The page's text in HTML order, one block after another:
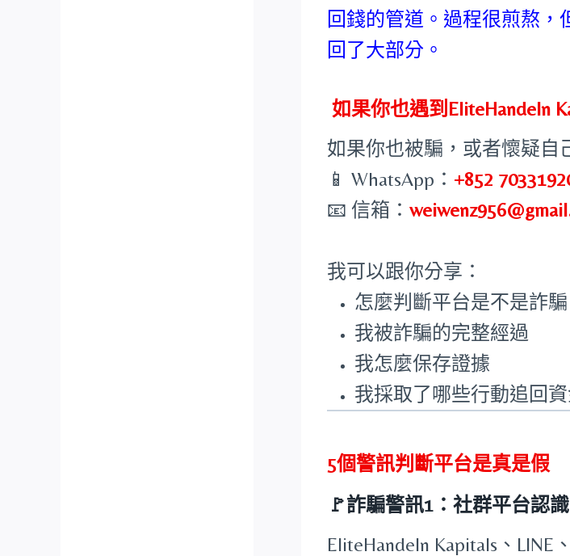
回錢的管道。過程很煎熬，
回了大部分。
如果你也遇到EliteHandeln
如果你也被騙，或者懷疑自
📱 WhatsApp： +852
📧 信箱：
我可以跟你分享：
怎麼判斷平台是不是詐騙
我被詐騙的完整經過
我怎麼保存證據
我採取了哪些行動追回
5個警訊判斷平台是真是假
🚩詐騙警訊1：社群平台認
EliteHandeln Kapitals、LINE